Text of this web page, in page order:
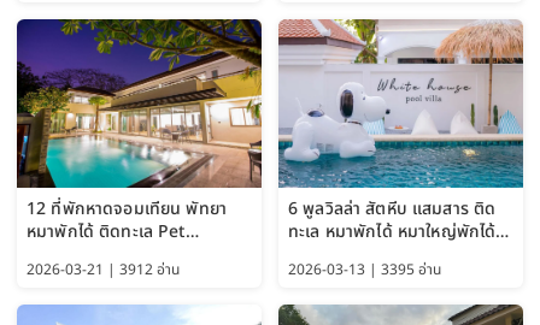
12 ที่พักหาดจอมเทียน พัทยา
หมาพักได้ ติดทะเล Pet
พักได้ อัปเดต 2569
2026-03-21 | 3912 อ่าน
6 พูลวิลล่า สัตหีบ แสมสาร ติด
ทะเล หมาพักได้ หมาใหญ่พักได้
2026-03-13 | 3395 อ่าน